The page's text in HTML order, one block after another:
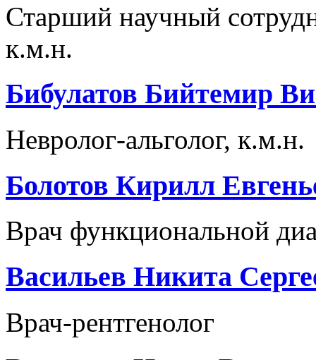
Старший научный
к.м.н.
Бибулатов Бийтемир
Невролог-альголог, к.м.н.
Болотов Кирилл
Врач функциональной
Васильев Никита
Врач-рентгенолог